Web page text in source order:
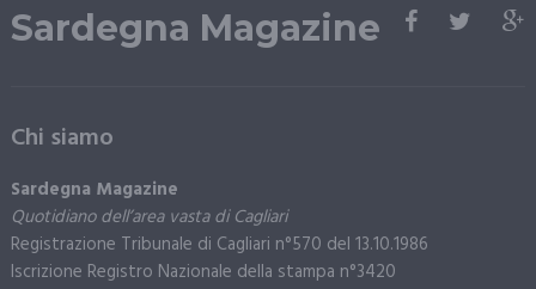
Sardegna Magazine
Chi siamo
Sardegna Magazine
Quotidiano dell’area vasta di Cagliari
Registrazione Tribunale di Cagliari n°570 del 13.10.1986
Iscrizione Registro Nazionale della stampa n°3420